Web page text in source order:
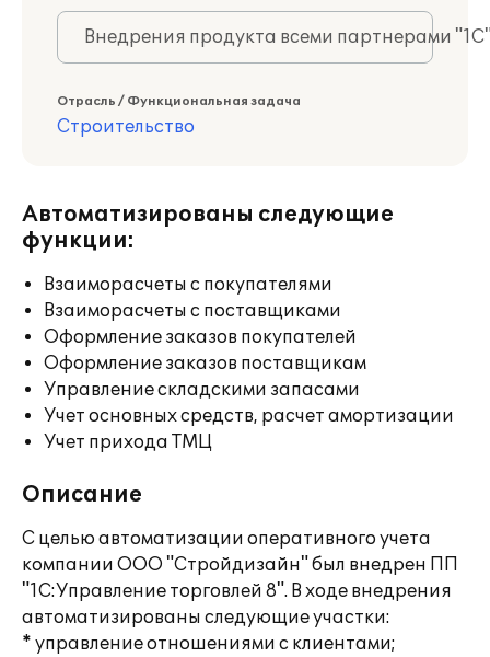
Внедрения продукта всеми партнерами
Отрасль / Функциональная задача
Строительство
Автоматизированы следующие
функции:
Взаиморасчеты с покупателями
Взаиморасчеты с поставщиками
Оформление заказов покупателей
Оформление заказов поставщикам
Управление складскими запасами
Учет основных средств, расчет амортизации
Учет прихода ТМЦ
Описание
С целью автоматизации оперативного учета
компании ООО "Стройдизайн" был внедрен ПП
"1С:Управление торговлей 8". В ходе внедрения
автоматизированы следующие участки:
* управление отношениями с клиентами;